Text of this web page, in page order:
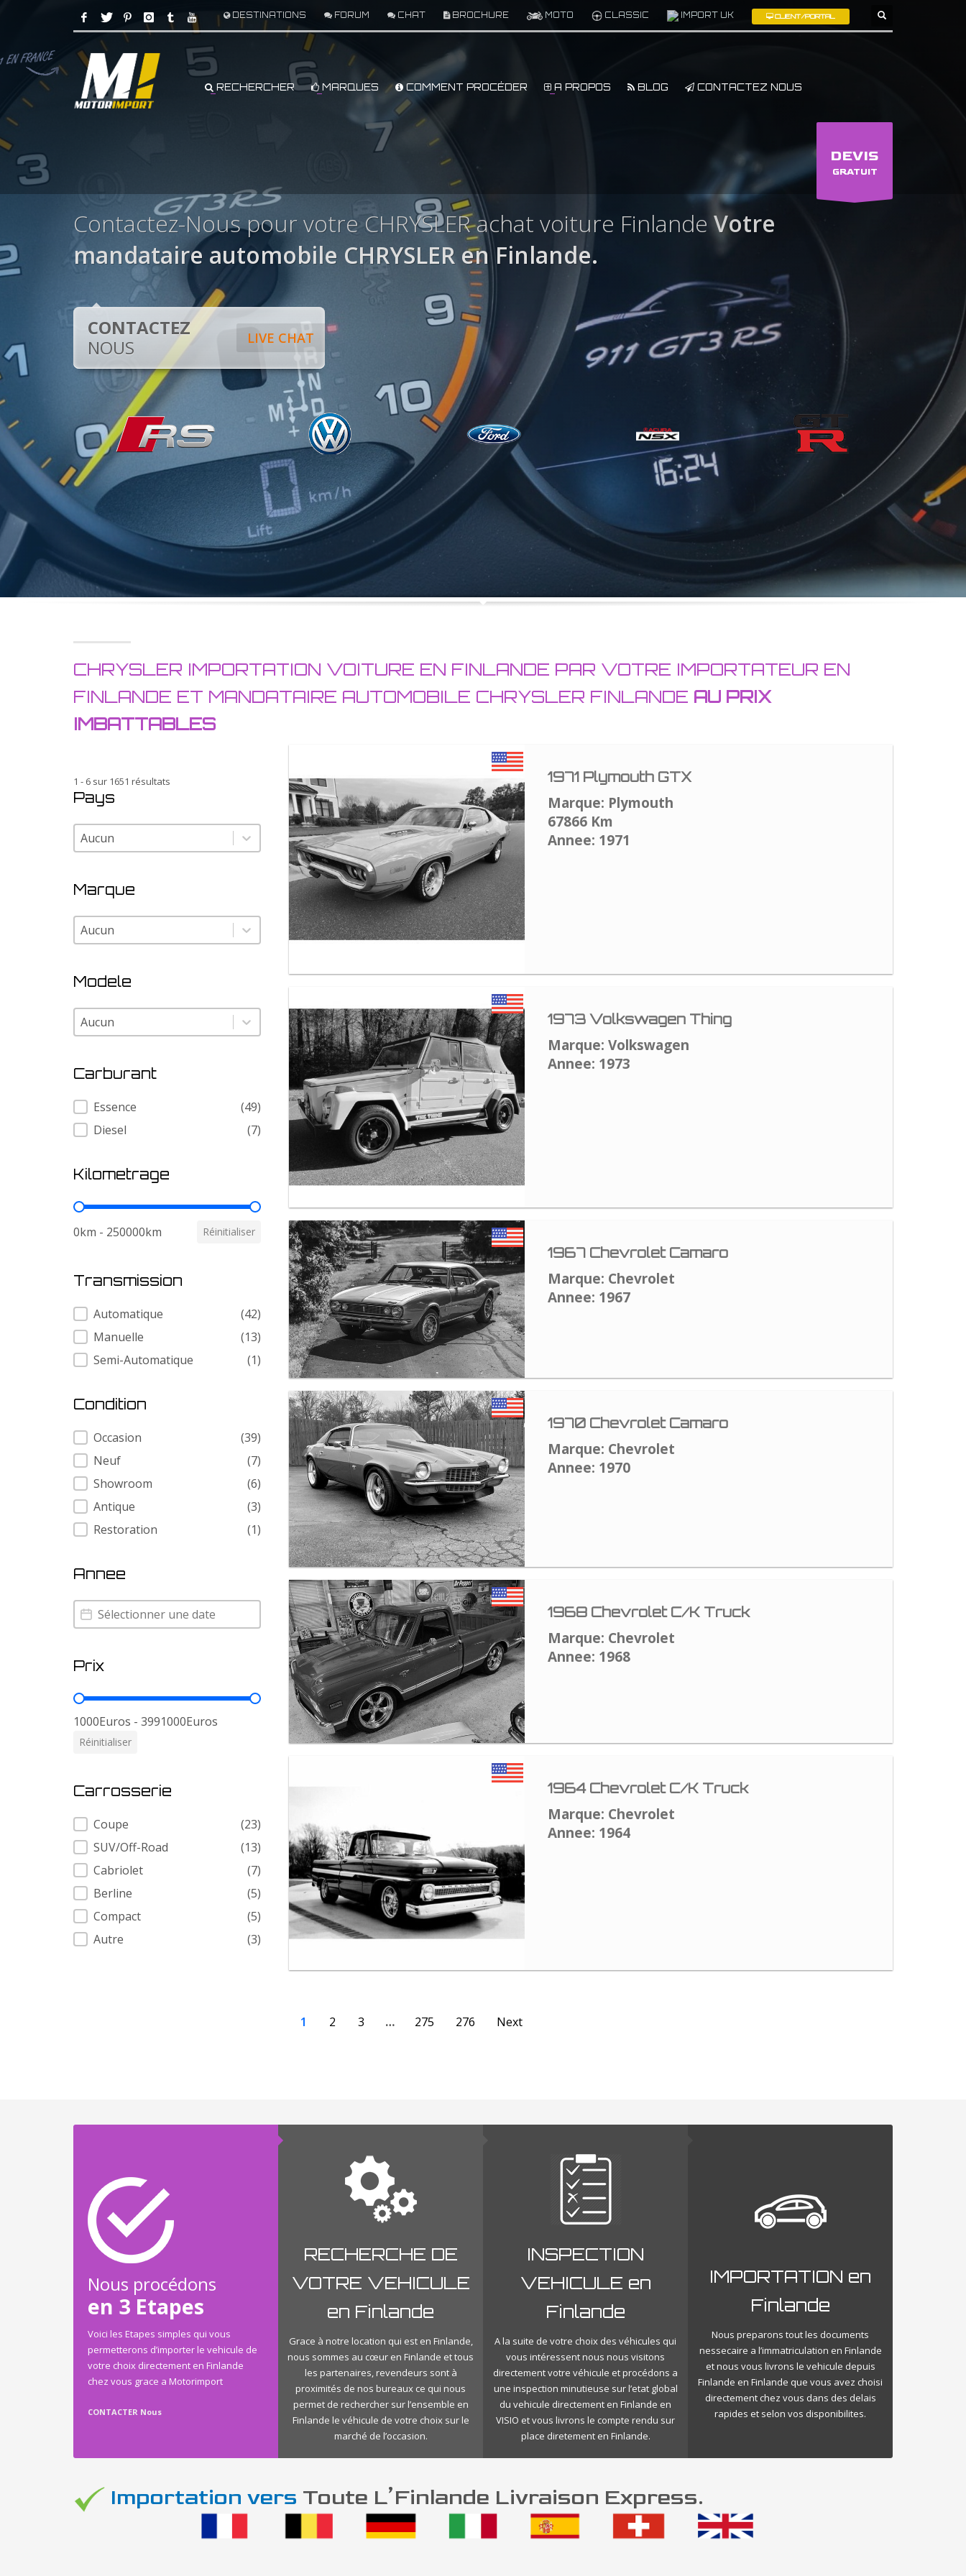
DESTINATIONS FORUM CHAT BROCHURE MOTO CLASSIC IMPORT UK CLIENT/PORTAL
RECHERCHER MARQUES COMMENT PROCÉDER A PROPOS BLOG CONTACTEZ NOUS
DEVIS
GRATUIT
Contactez-Nous pour votre CHRYSLER achat voiture Finlande Votre
mandataire automobile CHRYSLER en Finlande.
LIVE CHAT
CONTACTEZ
NOUS
CHRYSLER IMPORTATION VOITURE EN FINLANDE PAR VOTRE IMPORTATEUR EN
FINLANDE ET MANDATAIRE AUTOMOBILE CHRYSLER FINLANDE AU PRIX
IMBATTABLES
1 - 6 sur 1651 résultats
Pays
Pays
Pays
Marque
Marque
Marque
Modele
Modele
Modele
Carburant
Carburant
Essence
(49)
Diesel
(7)
Kilometrage
Kilometrage
0km - 250000km Réinitialiser
Transmission
Transmission
Automatique
(42)
Manuelle
(13)
Semi-Automatique
(1)
Condition
Condition
Occasion
(39)
Neuf
(7)
Showroom
(6)
Antique
(3)
Restoration
(1)
Annee
Annee
Annee
Prix
Prix
1000Euros - 3991000Euros
Réinitialiser
Carrosserie
Carrosserie
Coupe
(23)
SUV/Off-Road
(13)
Cabriolet
(7)
Berline
(5)
Compact
(5)
Autre
(3)
1971 Plymouth GTX
Marque: Plymouth
67866 Km
Annee: 1971
1973 Volkswagen Thing
Marque: Volkswagen
Annee: 1973
1967 Chevrolet Camaro
Marque: Chevrolet
Annee: 1967
1970 Chevrolet Camaro
Marque: Chevrolet
Annee: 1970
1968 Chevrolet C/K Truck
Marque: Chevrolet
Annee: 1968
1964 Chevrolet C/K Truck
Marque: Chevrolet
Annee: 1964
1 2 3 … 275 276 Next
Nous procédons
en 3 Etapes
Voici les Etapes simples qui vous
permetterons d’importer le vehicule de
votre choix directement en Finlande
chez vous grace a Motorimport
CONTACTER Nous
RECHERCHE DE
VOTRE VEHICULE
en Finlande
Grace à notre location qui est en Finlande,
nous sommes au cœur en Finlande et tous
les partenaires, revendeurs sont à
proximités de nos bureaux ce qui nous
permet de rechercher sur l’ensemble en
Finlande le véhicule de votre choix sur le
marché de l’occasion.
INSPECTION
VEHICULE en
Finlande
A la suite de votre choix des véhicules qui
vous intéressent nous nous visitons
directement votre véhicule et procédons a
une inspection minutieuse sur l’etat global
du vehicule directement en Finlande en
VISIO et vous livrons le compte rendu sur
place diretement en Finlande.
IMPORTATION en
Finlande
Nous preparons tout les documents
nessecaire a l’immatriculation en Finlande
et nous vous livrons le vehicule depuis
Finlande en Finlande que vous avez choisi
directement chez vous dans des delais
rapides et selon vos disponibilites.
Importation vers Toute L’Finlande Livraison Express.